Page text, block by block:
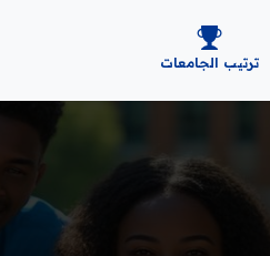
ترتيب الجامعات